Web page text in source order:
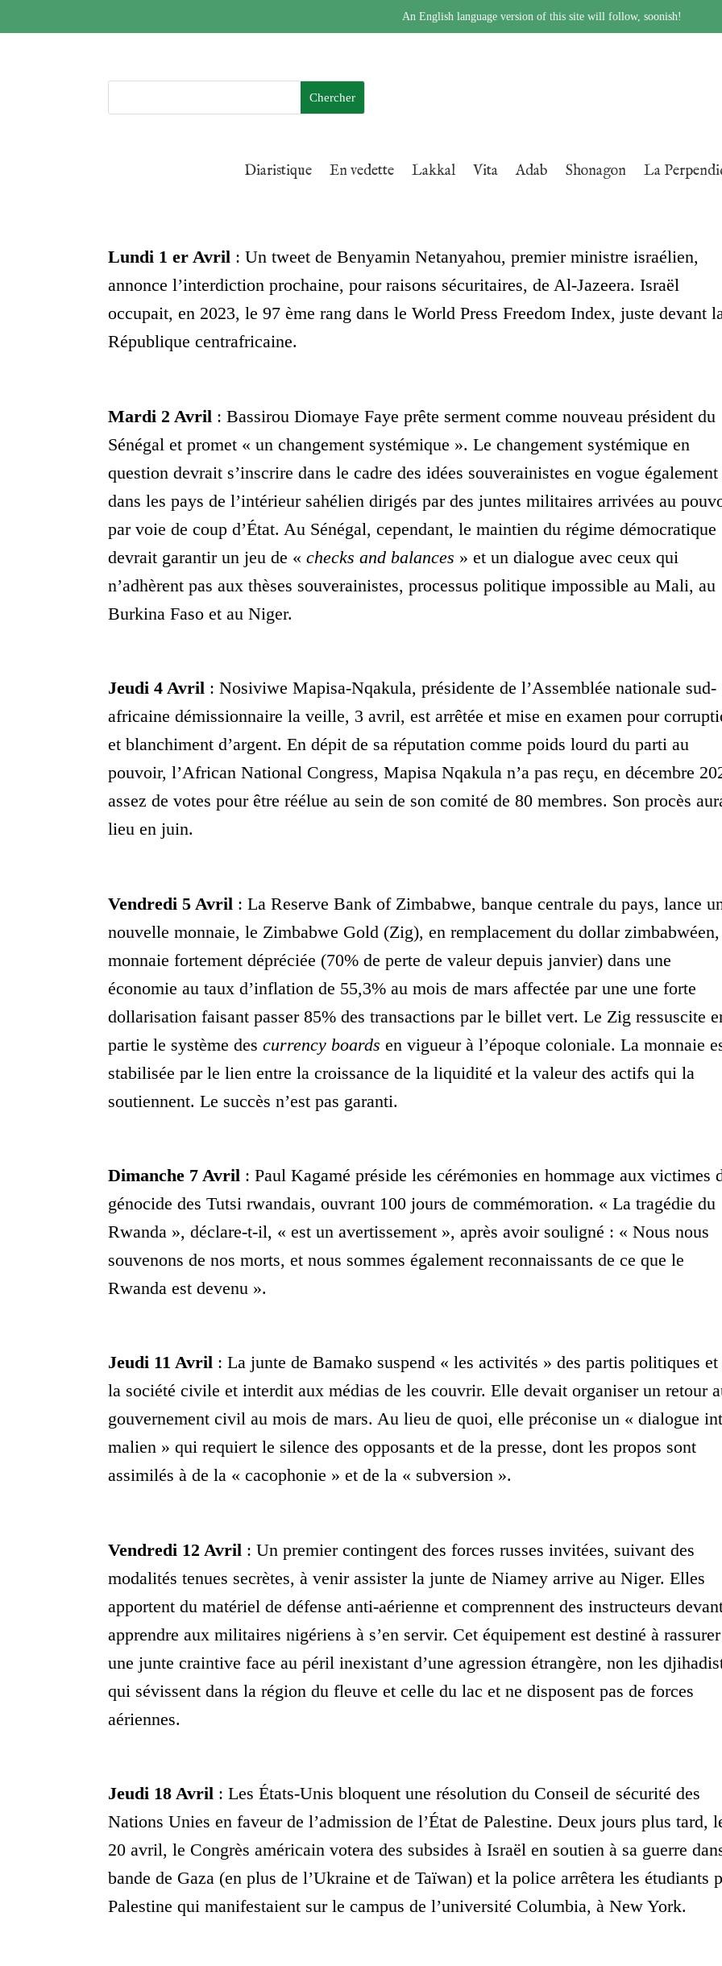
An English language version of this site will follow, soonish!
Diaristique En vedette Lakkal Vita Adab Shonagon La
Lundi 1 er Avril : Un tweet de Benyamin Netanyahou, premier ministre israélien,
annonce l’interdiction prochaine, pour raisons sécuritaires, de Al-Jazeera. Israël
occupait, en 2023, le 97 ème rang dans le World Press Freedom Index, juste devant
République centrafricaine.
Mardi 2 Avril : Bassirou Diomaye Faye prête serment comme nouveau président du
Sénégal et promet « un changement systémique ». Le changement systémique en
question devrait s’inscrire dans le cadre des idées souverainistes en vogue également
dans les pays de l’intérieur sahélien dirigés par des juntes militaires arrivées au
par voie de coup d’État. Au Sénégal, cependant, le maintien du régime démocratique
devrait garantir un jeu de «checks and balances » et un dialogue avec ceux qui
n’adhèrent pas aux thèses souverainistes, processus politique impossible au Mali, au
Burkina Faso et au Niger.
Jeudi 4 Avril : Nosiviwe Mapisa-Nqakula, présidente de l’Assemblée nationale sud-
africaine démissionnaire la veille, 3 avril, est arrêtée et mise en examen pour
et blanchiment d’argent. En dépit de sa réputation comme poids lourd du parti au
pouvoir, l’African National Congress, Mapisa Nqakula n’a pas reçu, en décembre
assez de votes pour être réélue au sein de son comité de 80 membres. Son procès
lieu en juin.
Vendredi 5 Avril : La Reserve Bank of Zimbabwe, banque centrale du pays, lance
nouvelle monnaie, le Zimbabwe Gold (Zig), en remplacement du dollar zimbabwéen,
monnaie fortement dépréciée (70% de perte de valeur depuis janvier) dans une
économie au taux d’inflation de 55,3% au mois de mars affectée par une une forte
dollarisation faisant passer 85% des transactions par le billet vert. Le Zig ressuscite
partie le système descurrency boards en vigueur à l’époque coloniale. La monnaie
stabilisée par le lien entre la croissance de la liquidité et la valeur des actifs qui la
soutiennent. Le succès n’est pas garanti.
Dimanche 7 Avril : Paul Kagamé préside les cérémonies en hommage aux victimes
génocide des Tutsi rwandais, ouvrant 100 jours de commémoration. « La tragédie du
Rwanda », déclare-t-il, « est un avertissement », après avoir souligné : « Nous nous
souvenons de nos morts, et nous sommes également reconnaissants de ce que le
Rwanda est devenu ».
Jeudi 11 Avril : La junte de Bamako suspend « les activités » des partis politiques et
la société civile et interdit aux médias de les couvrir. Elle devait organiser un retour
gouvernement civil au mois de mars. Au lieu de quoi, elle préconise un « dialogue
malien » qui requiert le silence des opposants et de la presse, dont les propos sont
assimilés à de la « cacophonie » et de la « subversion ».
Vendredi 12 Avril : Un premier contingent des forces russes invitées, suivant des
modalités tenues secrètes, à venir assister la junte de Niamey arrive au Niger. Elles
apportent du matériel de défense anti-aérienne et comprennent des instructeurs
apprendre aux militaires nigériens à s’en servir. Cet équipement est destiné à rassurer
une junte craintive face au péril inexistant d’une agression étrangère, non les
qui sévissent dans la région du fleuve et celle du lac et ne disposent pas de forces
aériennes.
Jeudi 18 Avril : Les États-Unis bloquent une résolution du Conseil de sécurité des
Nations Unies en faveur de l’admission de l’État de Palestine. Deux jours plus tard,
20 avril, le Congrès américain votera des subsides à Israël en soutien à sa guerre
bande de Gaza (en plus de l’Ukraine et de Taïwan) et la police arrêtera les étudiants
Palestine qui manifestaient sur le campus de l’université Columbia, à New York.